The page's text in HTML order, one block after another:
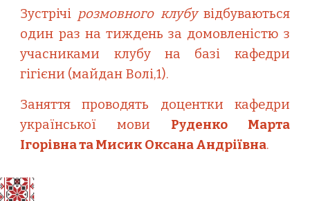
Зустрічі розмовного клубувідбуваються
один раз на тижденьза домовленістю з
учасниками клубуна базі кафедри
гігієни (майдан Волі,1).
Заняття проводять доцентки кафедри
української мови Руденко Марта
Ігорівна та Мисик Оксана Андріївна.